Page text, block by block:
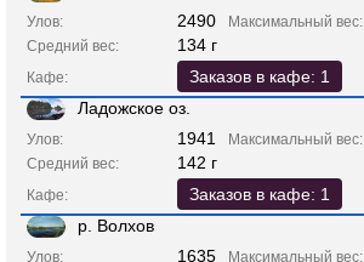
Улов: 2490 Максимальный вес:
Средний вес: 134 г
Кафе:
Заказов в кафе: 1
Ладожское оз.
Улов: 1941 Максимальный вес:
Средний вес: 142 г
Кафе:
Заказов в кафе: 1
р. Волхов
Улов: 1635 Максимальный вес: